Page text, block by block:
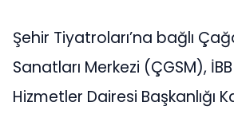
Şehir Tiyatroları’na bağlı
Sanatları Merkezi (ÇGSM),
Hizmetler Dairesi Başkanlığı